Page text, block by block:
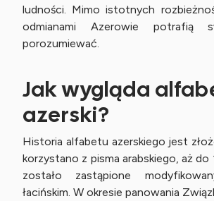
ludności. Mimo istotnych
odmianami Azerowie potrafią
porozumiewać.
Jak wygląda
azerski?
Historia alfabetu azerskiego jest
korzystano z pisma arabskiego, aż do
zostało zastąpione
łacińskim. W okresie panowania